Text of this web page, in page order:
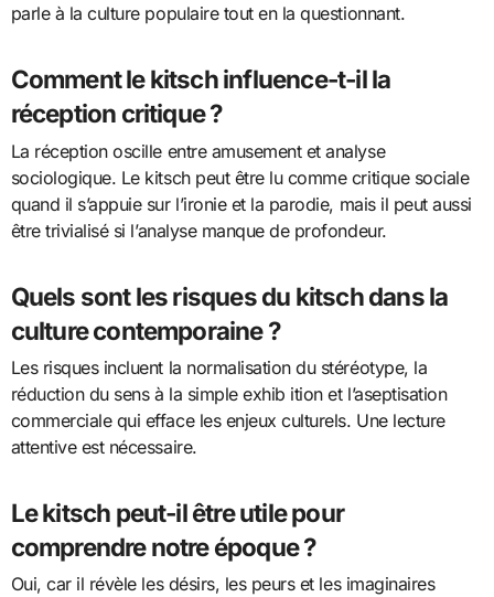
parle à la culture populaire tout en la questionnant.
Comment le kitsch influence-t-il la
réception critique ?
La réception oscille entre amusement et analyse
sociologique. Le kitsch peut être lu comme critique sociale
quand il s’appuie sur l’ironie et la parodie, mais il peut aussi
être trivialisé si l’analyse manque de profondeur.
Quels sont les risques du kitsch dans la
culture contemporaine ?
Les risques incluent la normalisation du stéréotype, la
réduction du sens à la simple exhib ition et l’aseptisation
commerciale qui efface les enjeux culturels. Une lecture
attentive est nécessaire.
Le kitsch peut-il être utile pour
comprendre notre époque ?
Oui, car il révèle les désirs, les peurs et les imaginaires